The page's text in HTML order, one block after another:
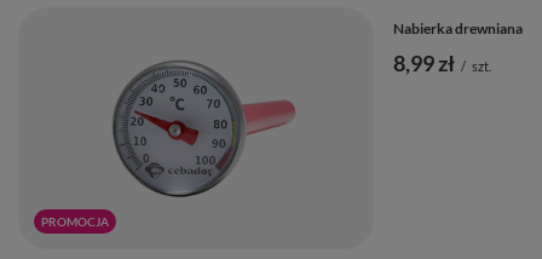
PROMOCJA
Nabierka drewniana
8,99 zł / szt.